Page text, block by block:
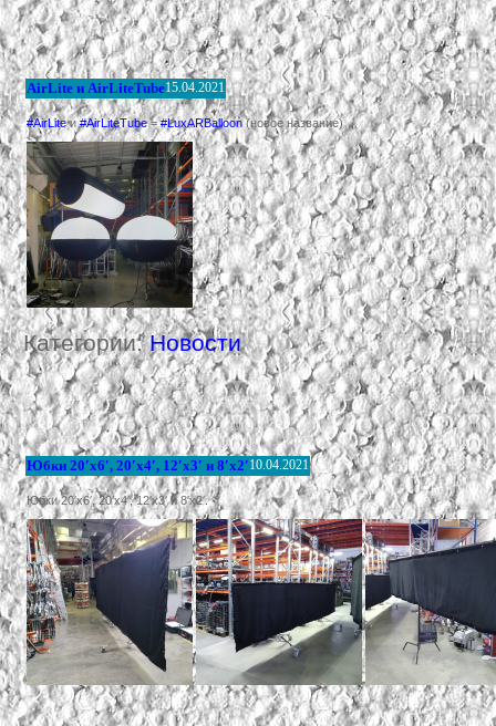
AirLite и AirLiteTube15.04.2021
#AirLiteи#AirLiteTube=#LuxARBalloon(новое название)
Категории: Новости
Юбки 20′х6′, 20′х4′, 12′х3′ и 8′х2′10.04.2021
Юбки 20′х6′, 20′х4′, 12′х3′ и 8′х2′.